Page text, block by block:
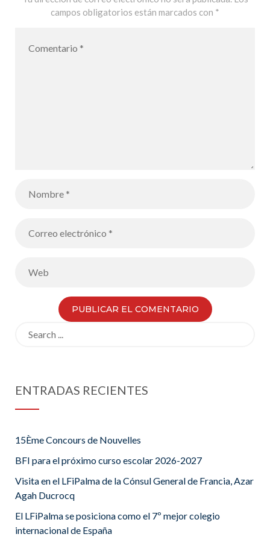
Français MLF
campos obligatorios están marcados con *
ENTRADAS RECIENTES
15Ème Concours de Nouvelles
BFI para el próximo curso escolar 2026-2027
Visita en el LFiPalma de la Cónsul General de Francia, Azar
Agah Ducrocq
El LFiPalma se posiciona como el 7º mejor colegio
internacional de España